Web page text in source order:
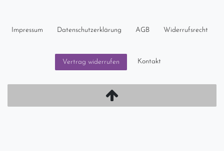
Impressum Daten­schutz­erklärung AGB Widerrufs­recht
Vertrag widerrufen Kontakt